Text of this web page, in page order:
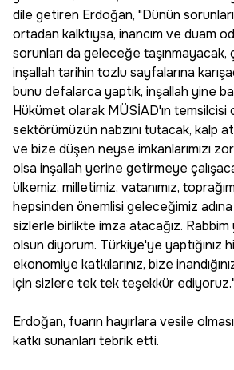
dile getiren Erdoğan, "Dünün
ortadan kalktıysa, inancım ve duam
sorunları da geleceğe
inşallah tarihin tozlu sayfalarına
bunu defalarca yaptık, inşallah yine
Hükümet olarak MÜSİAD'ın temsilcisi
sektörümüzün nabzını tutacak, kalp
ve bize düşen neyse imkanlarımızı
olsa inşallah yerine getirmeye
ülkemiz, milletimiz, vatanımız,
hepsinden önemlisi geleceğimiz
sizlerle birlikte imza atacağız. Rabbim
olsun diyorum. Türkiye'ye yaptığınız
ekonomiye katkılarınız, bize
için sizlere tek tek teşekkür
Erdoğan, fuarın hayırlara vesile
katkı sunanları tebrik etti.